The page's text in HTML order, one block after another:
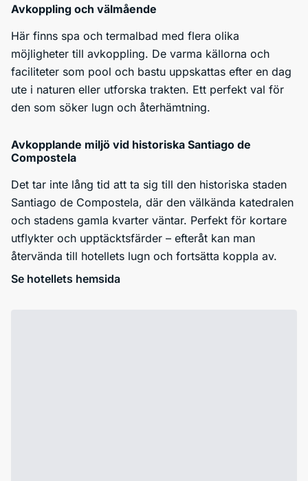
Avkoppling och välmående
Här finns spa och termalbad med flera olika
möjligheter till avkoppling. De varma källorna och
faciliteter som pool och bastu uppskattas efter en dag
ute i naturen eller utforska trakten. Ett perfekt val för
den som söker lugn och återhämtning.
Avkopplande miljö vid historiska Santiago de
Compostela
Det tar inte lång tid att ta sig till den historiska staden
Santiago de Compostela, där den välkända katedralen
och stadens gamla kvarter väntar. Perfekt för kortare
utflykter och upptäcktsfärder – efteråt kan man
återvända till hotellets lugn och fortsätta koppla av.
Se hotellets hemsida